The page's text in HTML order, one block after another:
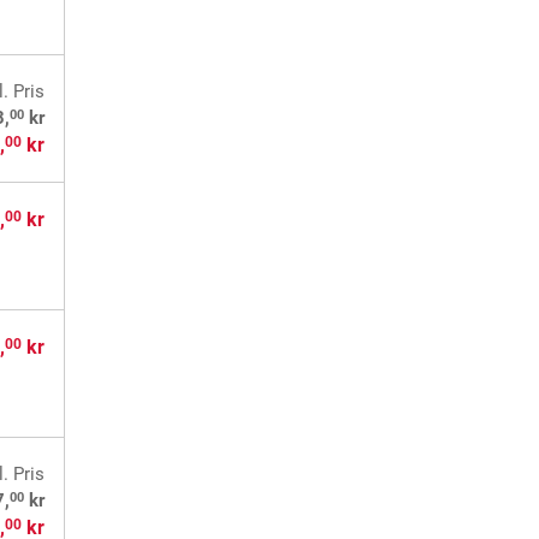
Pris
00 kr
00 kr
00 kr
00 kr
Pris
00 kr
00 kr